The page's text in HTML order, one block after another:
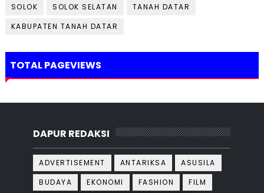
SOLOK
SOLOK SELATAN
TANAH DATAR
KABUPATEN TANAH DATAR
TOTAL PAGEVIEWS
DAPUR REDAKSI
ADVERTISEMENT ANTARIKSA
ASUSILA
BUDAYA
EKONOMI FASHION
FILM